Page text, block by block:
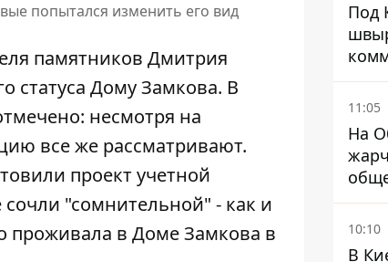
попытался изменить его вид
памятников Дмитрия
статуса Дому Замкова. В
несмотря на
все же рассматривают.
проект учетной
"сомнительной" - как и
проживала в Доме Замкова в
Под
что
11:05
На
10:10
В